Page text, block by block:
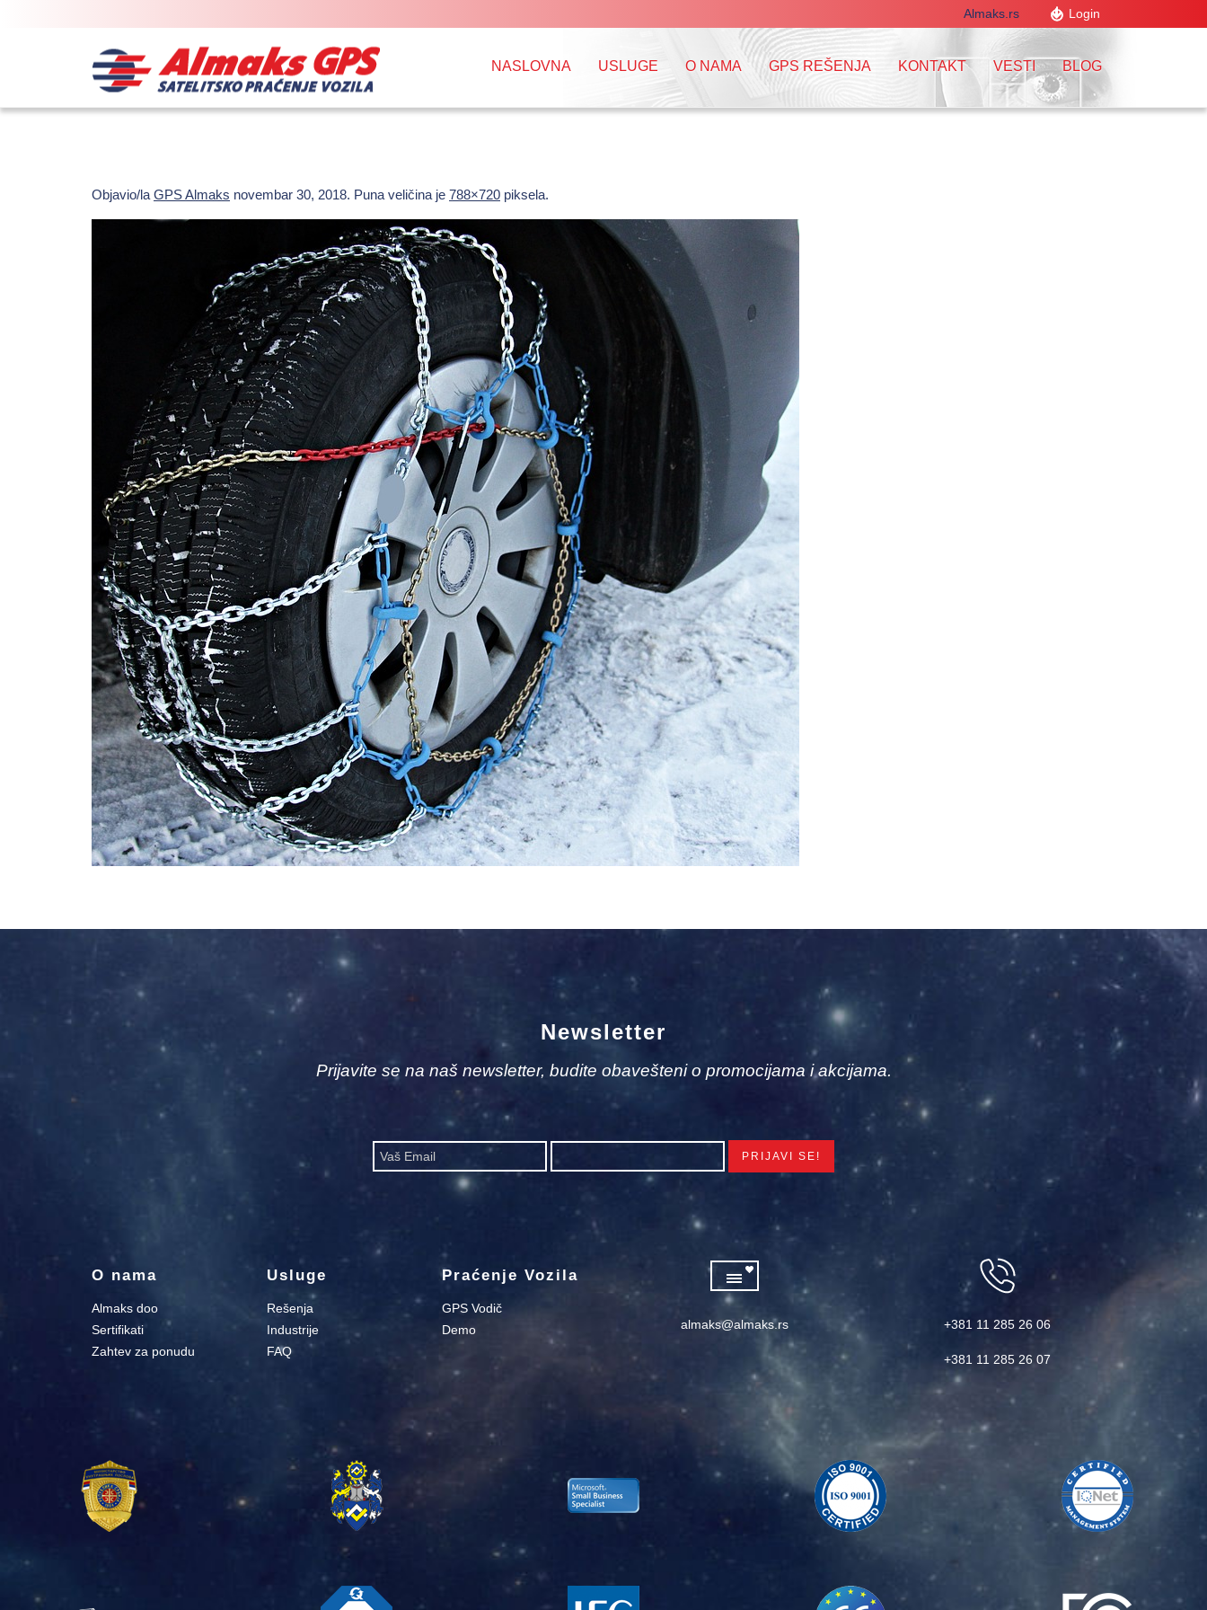
Almaks.rs Login
NASLOVNA USLUGE O NAMA GPS REŠENJA KONTAKT VESTI BLOG
Objavio/la GPS Almaks novembar 30, 2018. Puna veličina je 788×720 piksela.
Newsletter
Prijavite se na naš newsletter, budite obavešteni o promocijama i akcijama.
O nama
Almaks doo
Sertifikati
Zahtev za ponudu
Usluge
Rešenja
Industrije
FAQ
Praćenje Vozila
GPS Vodič
Demo
almaks@almaks.rs +381 11 285 26 06
+381 11 285 26 07